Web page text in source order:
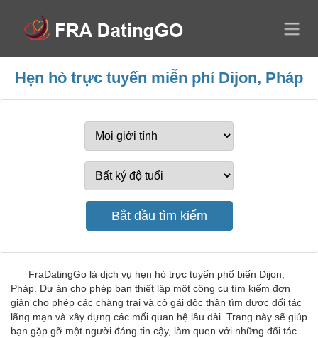
Hẹn hò trực tuyến miễn phí Dijon, Pháp
FraDatingGo là dịch vụ hẹn hò trực tuyến phổ biến Dijon,
Pháp. Dự án cho phép bạn thiết lập một công cụ tìm kiếm đơn
giản cho phép các chàng trai và cô gái độc thân tìm được đối tác
lãng mạn và xây dựng các mối quan hệ lâu dài. Trang này sẽ giúp
bạn gặp gỡ một người đáng tin cậy, làm quen với những đối tác